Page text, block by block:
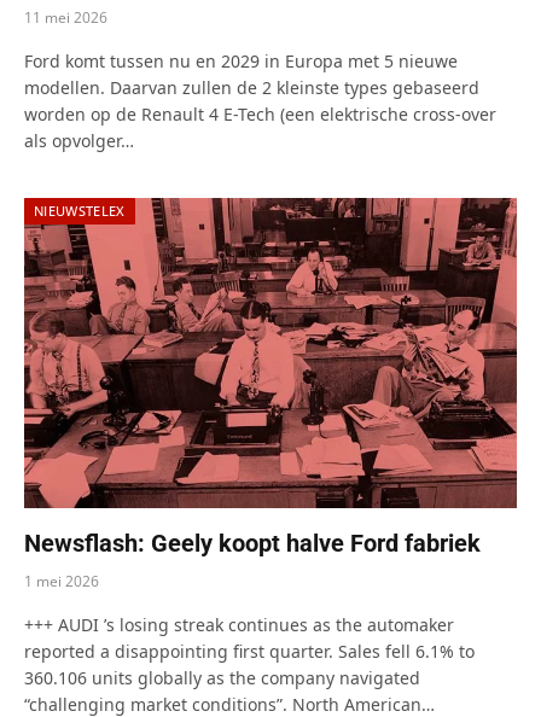
11 mei 2026
Ford komt tussen nu en 2029 in Europa met 5 nieuwe
modellen. Daarvan zullen de 2 kleinste types gebaseerd
worden op de Renault 4 E-Tech (een elektrische cross-over
als opvolger…
NIEUWSTELEX
Newsflash: Geely koopt halve Ford fabriek
1 mei 2026
+++ AUDI ’s losing streak continues as the automaker
reported a disappointing first quarter. Sales fell 6.1% to
360.106 units globally as the company navigated
“challenging market conditions”. North American…